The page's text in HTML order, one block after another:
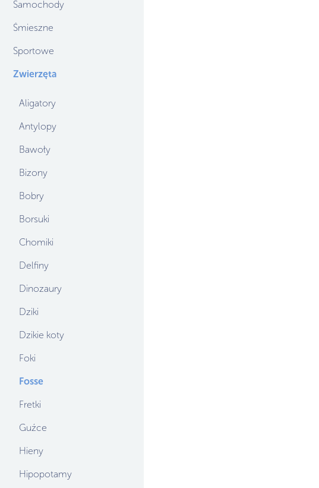
Samochody
Śmieszne
Sportowe
Zwierzęta
Aligatory
Antylopy
Bawoły
Bizony
Bobry
Borsuki
Chomiki
Delfiny
Dinozaury
Dziki
Dzikie koty
Foki
Fosse
Fretki
Guźce
Hieny
Hipopotamy